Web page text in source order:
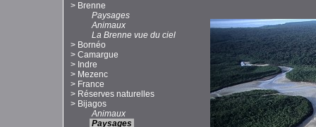
> Brenne
Paysages
Animaux
La Brenne vue du ciel
> Bornéo
> Camargue
> Indre
> Mezenc
> France
> Réserves naturelles
> Bijagos
Animaux
Paysages